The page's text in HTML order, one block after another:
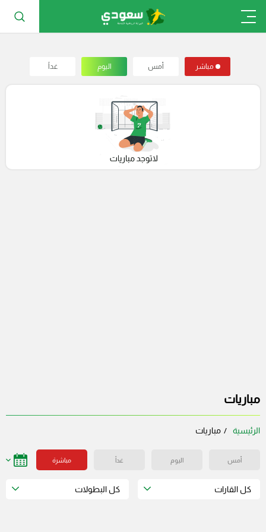
مباشر أمس اليوم غداً
مباريات
الرئيسية مباريات
أمس اليوم غداً مباشرة
كل القارات كل البطولات